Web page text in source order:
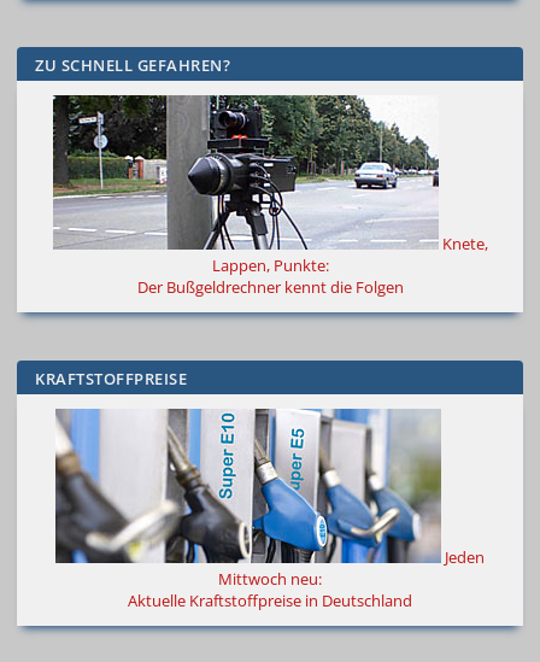
ZU SCHNELL GEFAHREN?
Knete,
Lappen, Punkte:
Der Bußgeldrechner kennt die Folgen
KRAFTSTOFFPREISE
Jeden
Mittwoch neu:
Aktuelle Kraftstoffpreise in Deutschland